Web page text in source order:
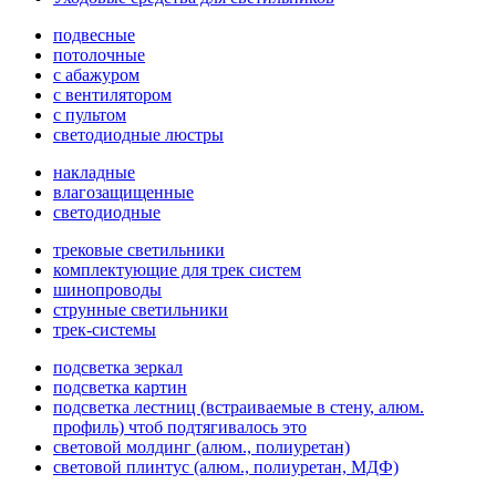
подвесные
потолочные
с абажуром
с вентилятором
с пультом
светодиодные люстры
накладные
влагозащищенные
светодиодные
трековые светильники
комплектующие для трек систем
шинопроводы
струнные светильники
трек-системы
подсветка зеркал
подсветка картин
подсветка лестниц (встраиваемые в стену, алюм.
профиль) чтоб подтягивалось это
световой молдинг (алюм., полиуретан)
световой плинтус (алюм., полиуретан, МДФ)